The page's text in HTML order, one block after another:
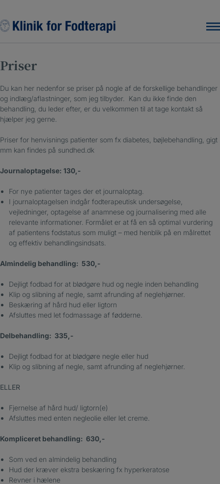
indholdet
Priser
Du kan her nedenfor se priser på nogle af de forskellige behandlinger
og indlæg/aflastninger, som jeg tilbyder. Kan du ikke finde den
behandling, du leder efter, er du velkommen til at tage kontakt så
hjælper jeg gerne.
Priser for henvisnings patienter som fx diabetes, bøjlebehandling, gigt
mm kan findes på sundhed.dk
Journaloptagelse: 130,-
For nye patienter tages der et journaloptag.
I journaloptagelsen indgår fodterapeutisk undersøgelse,
vejledninger, optagelse af anamnese og journalisering med alle
relevante informationer. Formålet er at få en så optimal vurdering
af patientens fodstatus som muligt – med henblik på en målrettet
og effektiv behandlingsindsats.
Almindelig behandling: 530,-
Dejligt fodbad for at blødgøre hud og negle inden behandling
Klip og slibning af negle, samt afrunding af neglehjørner.
Beskæring af hård hud eller ligtorn
Afsluttes med let fodmassage af fødderne.
Delbehandling: 335,-
Dejligt fodbad for at blødgøre negle eller hud
Klip og slibning af negle, samt afrunding af neglehjørner.
ELLER
Fjernelse af hård hud/ ligtorn(e)
Afsluttes med enten negleolie eller let creme.
Kompliceret behandling: 630,-
Som ved en almindelig behandling
Hud der kræver ekstra beskæring fx hyperkeratose
Revner i hælene